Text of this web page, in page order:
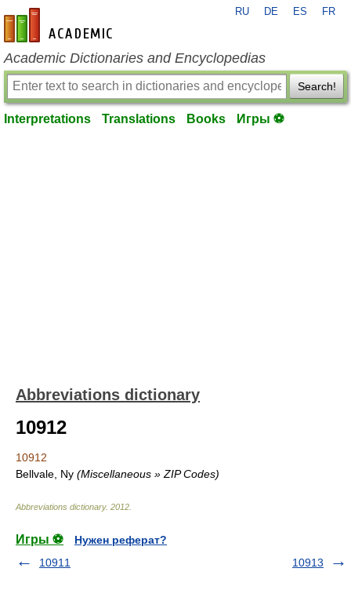
en-academic.com
RU DE ES FR
Academic Dictionaries and Encyclopedias
Search!
Interpretations Translations Books Игры ⚽
Abbreviations dictionary
10912
10912
Bellvale, Ny (Miscellaneous » ZIP Codes)
Abbreviations dictionary. 2012
Игры ⚽
Нужен реферат?
10911
10913